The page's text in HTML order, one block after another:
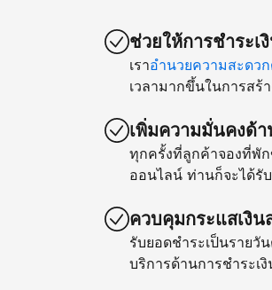
ช่วยให้การชำระเ
เราอำนวยความสะดว
เวลามากขึ้นในการสร้
เพิ่มความมั่นคงด้า
ทุกครั้งที่ลูกค้าจองที่พัก
ออนไลน์ ท่านก็จะได้รั
ควบคุมกระแสเงิ
รับยอดชำระเป็นรายวั
บริการด้านการชำระเ